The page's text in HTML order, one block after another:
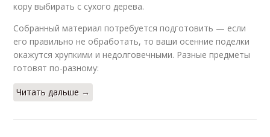
кору выбирать с сухого дерева.
Собранный материал потребуется подготовить — если
его правильно не обработать, то ваши осенние поделки
окажутся хрупкими и недолговечными. Разные предметы
готовят по-разному:
Читать дальше →